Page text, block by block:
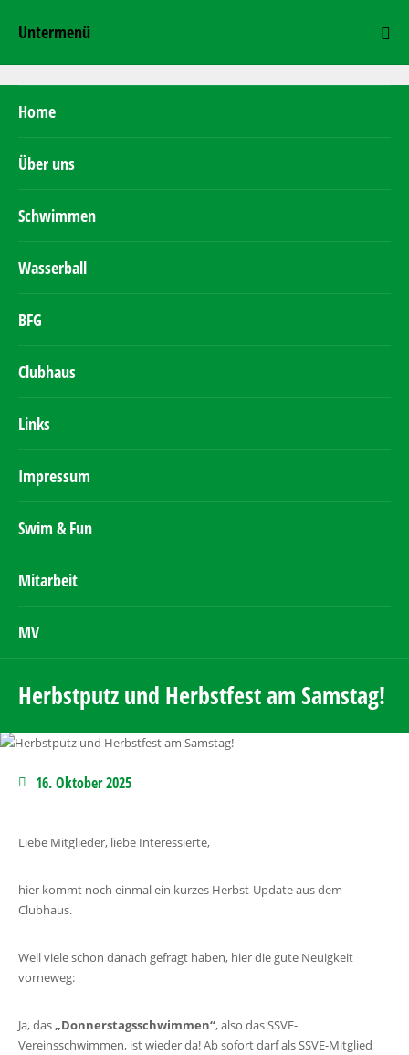
Untermenü
Home
Über uns
Schwimmen
Wasserball
BFG
Clubhaus
Links
Impressum
Swim & Fun
Mitarbeit
MV
Herbstputz und Herbstfest am Samstag!
16. Oktober 2025
Liebe Mitglieder, liebe Interessierte,
hier kommt noch einmal ein kurzes Herbst-Update aus dem
Clubhaus.
Weil viele schon danach gefragt haben, hier die gute Neuigkeit
vorneweg:
Ja, das„Donnerstagsschwimmen“, also das SSVE-
Vereinsschwimmen, ist wieder da! Ab sofort darf als SSVE-Mitglied